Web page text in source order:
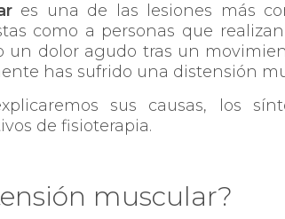
es una de las lesiones más
como a personas que
un dolor agudo tras un
has sufrido una distensión
sus causas, los
de fisioterapia.
muscular?